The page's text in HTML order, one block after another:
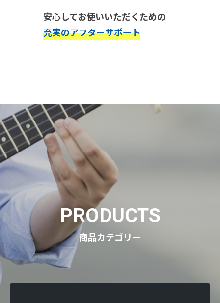
安心してお使いいただくための
充実のアフターサポート
PRODUCTS
商品カテゴリー